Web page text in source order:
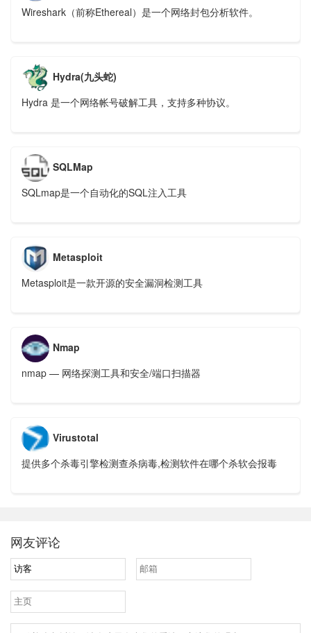
Wireshark（前称Ethereal）是一个网络封包分析软件。
Hydra(九头蛇)
Hydra 是一个网络帐号破解工具，支持多种协议。
SQLMap
​SQLmap是一个自动化的SQL注入工具
Metasploit
Metasploit是一款开源的安全漏洞检测工具
Nmap
nmap — 网络探测工具和安全/端口扫描器
Virustotal
提供多个杀毒引擎检测查杀病毒,检测软件在哪个杀软会报毒
网友评论